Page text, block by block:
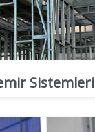
Sistemleri